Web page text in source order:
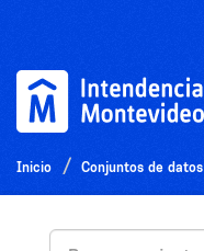
Inicio Conjuntos de datos